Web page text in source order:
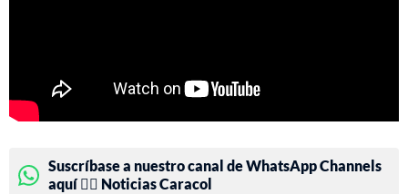
Suscríbase a nuestro canal de WhatsApp Channels
aquí 👉🏻 Noticias Caracol